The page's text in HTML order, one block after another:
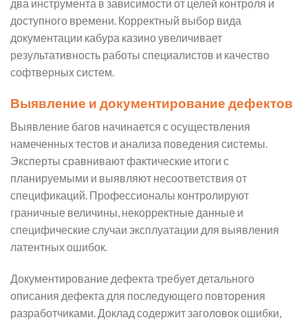
два инструмента в зависимости от целей контроля и
доступного времени. Корректный выбор вида
документации кабура казино увеличивает
результативность работы специалистов и качество
софтверных систем.
Выявление и документирование дефектов
Выявление багов начинается с осуществления
намеченных тестов и анализа поведения системы.
Эксперты сравнивают фактические итоги с
планируемыми и выявляют несоответствия от
спецификаций. Профессионалы контролируют
граничные величины, некорректные данные и
специфические случаи эксплуатации для выявления
латентных ошибок.
Документирование дефекта требует детального
описания дефекта для последующего повторения
разработчиками. Доклад содержит заголовок ошибки,